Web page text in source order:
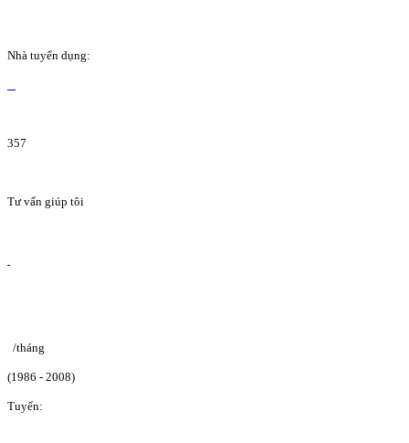
Nhà tuyển dụng:
357
Tư vấn giúp tôi
/tháng
(1986 - 2008)
Tuyển: